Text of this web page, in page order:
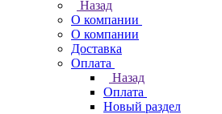
Назад
О компании
О компании
Доставка
Оплата
Назад
Оплата
Новый раздел